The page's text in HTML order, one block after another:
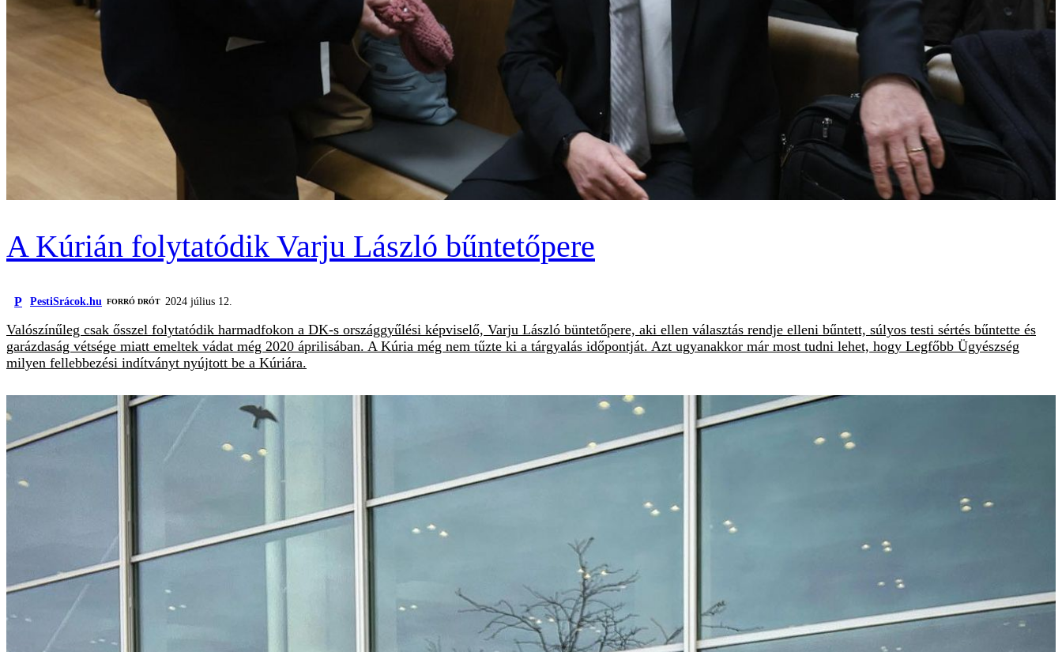
A Kúrián folytatódik Varju László bűntetőpere
P PestiSrácok.hu FORRÓ DRÓT 2024 július 12.
Valószínűleg csak ősszel folytatódik harmadfokon a DK-s országgyűlési képviselő, Varju László büntetőpere, aki ellen választás rendje elleni bűntett, súlyos testi sértés bűntette és
garázdaság vétsége miatt emeltek vádat még 2020 áprilisában. A Kúria még nem tűzte ki a tárgyalás időpontját. Azt ugyanakkor már most tudni lehet, hogy Legfőbb Ügyészség
milyen fellebbezési indítványt nyújtott be a Kúriára.